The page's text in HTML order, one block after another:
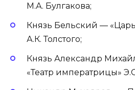
М.А. Булгакова;
Князь Бельский —
А.К. Толстого;
Князь Александр
«Театр императрицы»